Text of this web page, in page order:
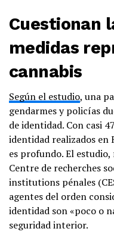
Cuestionan
medidas
cannabis
Según el estudio, una
gendarmes y policías
de identidad. Con casi
identidad realizados en
es profundo. El
Centre de recherches
institutions pénales
agentes del orden
identidad son «poco o
seguridad interior.